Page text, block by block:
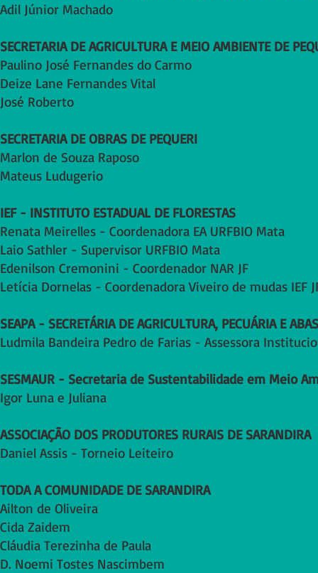
Adil Júnior Machado
SECRETARIA DE AGRICULTURA E MEIO AMBIENTE DE
Paulino José Fernandes do Carmo
Deize Lane Fernandes Vital
José Roberto
SECRETARIA DE OBRAS DE PEQUERI
Marlon de Souza Raposo
Mateus Ludugerio
IEF - INSTITUTO ESTADUAL DE FLORESTAS
Renata Meirelles - Coordenadora EA URFBIO Mata
Laio Sathler - Supervisor URFBIO Mata
Edenilson Cremonini - Coordenador NAR JF
Letícia Dornelas - Coordenadora Viveiro de mudas IEF
SEAPA - SECRETÁRIA DE AGRICULTURA, PECUÁRIA E
Ludmila Bandeira Pedro de Farias - Assessora
SESMAUR - Secretaria de Sustentabilidade em Meio
Igor Luna e Juliana
ASSOCIAÇÃO DOS PRODUTORES RURAIS DE SARANDIRA
Daniel Assis - Torneio Leiteiro
TODA A COMUNIDADE DE SARANDIRA
Ailton de Oliveira
Cida Zaidem
Cláudia Terezinha de Paula
D. Noemi Tostes Nascimbem